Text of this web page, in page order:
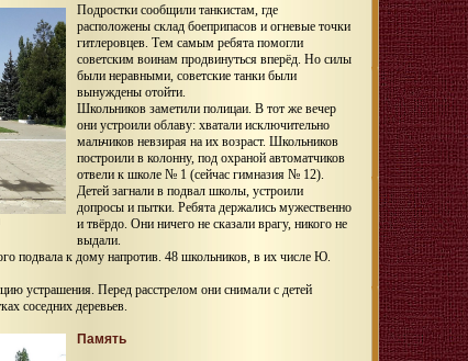
Подростки сообщили танкистам, где
расположены склад боеприпасов и огневые точки
гитлеровцев. Тем самым ребята помогли
советским воинам продвинуться вперёд. Но силы
были неравными, советские танки были
вынуждены отойти.
Школьников заметили полицаи. В тот же вечер
они устроили облаву: хватали исключительно
мальчиков невзирая на их возраст. Школьников
построили в колонну, под охраной автоматчиков
отвели к школе № 1 (сейчас гимназия № 12).
Детей загнали в подвал школы, устроили
допросы и пытки. Ребята держались мужественно
и твёрдо. Они ничего не сказали врагу, никого не
выдали.
подвала к дому напротив. 48 школьников, в их числе Ю.
устрашения. Перед расстрелом они снимали с детей
соседних деревьев.
Память